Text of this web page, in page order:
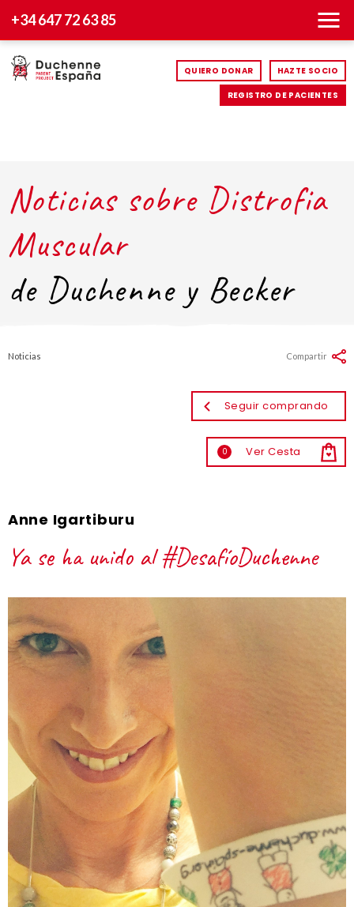
+34 647 72 63 85
QUIERO DONAR HAZTE SOCIO
REGISTRO DE PACIENTES
Noticias sobre Distrofia
Muscular
de Duchenne y Becker
Noticias
Seguir comprando
0 Ver Cesta
Compartir
Anne Igartiburu
Ya se ha unido al #DesafíoDuchenne